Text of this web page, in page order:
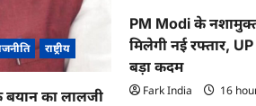
राष्ट्रीय
का लालजी
PM Modi के
मिलेगी नई रफ्तार,
बड़ा कदम
Fark India 16